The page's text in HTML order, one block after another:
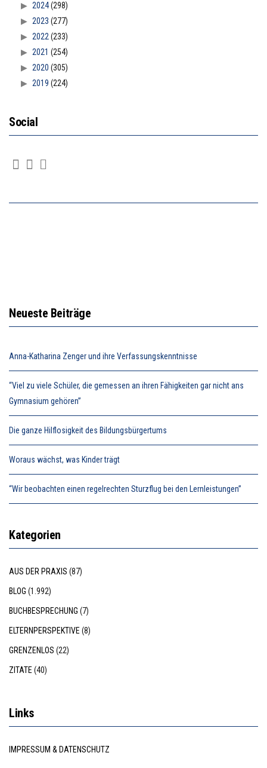
2024(298)
2023 (277)
2022 (233)
2021 (254)
2020 (305)
2019 (224)
Social
Neueste Beiträge
Anna-Katharina Zenger und ihre Verfassungskenntnisse
“Viel zu viele Schüler, die gemessen an ihren Fähigkeiten gar nicht ans
Gymnasium gehören”
Die ganze Hilflosigkeit des Bildungsbürgertums
Woraus wächst, was Kinder trägt
“Wir beobachten einen regelrechten Sturzflug bei den Lernleistungen”
Kategorien
AUS DER PRAXIS (87)
BLOG (1.992)
BUCHBESPRECHUNG (7)
ELTERNPERSPEKTIVE (8)
GRENZENLOS (22)
ZITATE (40)
Links
IMPRESSUM & DATENSCHUTZ